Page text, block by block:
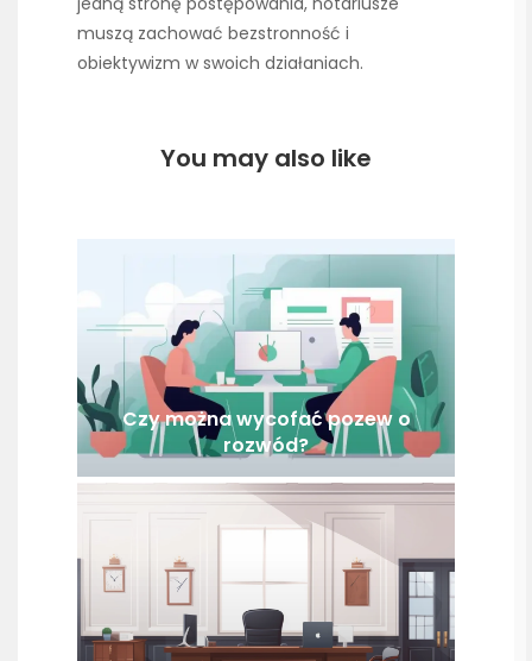
muszą zachować bezstronność i
obiektywizm w swoich działaniach.
You may also like
Czy można wycofać pozew o
rozwód?